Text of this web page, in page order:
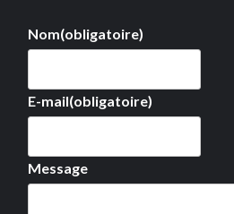
Nom(obligatoire)
E-mail(obligatoire)
Message